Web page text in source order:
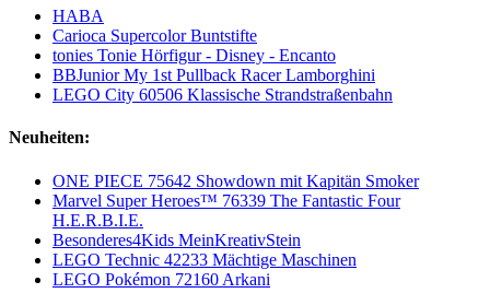
HABA
Carioca Supercolor Buntstifte
tonies Tonie Hörfigur - Disney - Encanto
BBJunior My 1st Pullback Racer Lamborghini
LEGO City 60506 Klassische Strandstraßenbahn
Neuheiten:
ONE PIECE 75642 Showdown mit Kapitän Smoker
Marvel Super Heroes™ 76339 The Fantastic Four
H.E.R.B.I.E.
Besonderes4Kids MeinKreativStein
LEGO Technic 42233 Mächtige Maschinen
LEGO Pokémon 72160 Arkani